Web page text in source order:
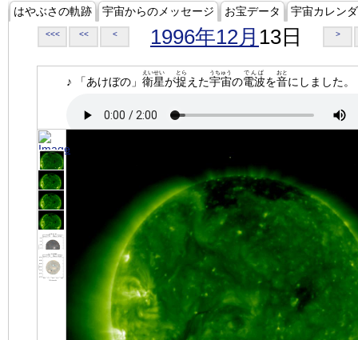
はやぶさの軌跡 宇宙からのメッセージ お宝データ 宇宙カレン
<<< << < 1996年12月 13日 >
♪ 「あけぼの」 衛星
えいせい
が捉
とら
えた宇宙
うちゅう
の電波
でんぱ
を音
おと
にしました。